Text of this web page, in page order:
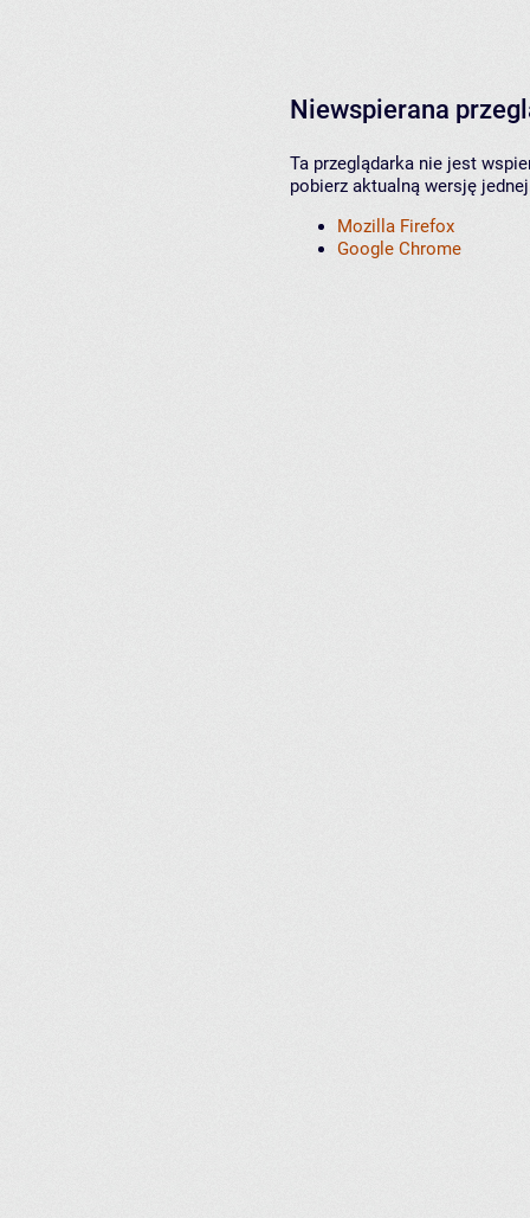
Niewspierana
Ta przeglądarka nie jest
pobierz aktualną wersję
Mozilla Firefox
Google Chrome